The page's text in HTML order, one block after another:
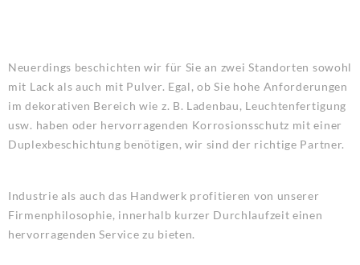
Neuerdings beschichten wir für Sie an zwei Standorten sowohl
mit Lack als auch mit Pulver. Egal, ob Sie hohe Anforderungen
im dekorativen Bereich wie z. B. Ladenbau, Leuchtenfertigung
usw. haben oder hervorragenden Korrosionsschutz mit einer
Duplexbeschichtung benötigen, wir sind der richtige Partner.
Industrie als auch das Handwerk profitieren von unserer
Firmenphilosophie, innerhalb kurzer Durchlaufzeit einen
hervorragenden Service zu bieten.